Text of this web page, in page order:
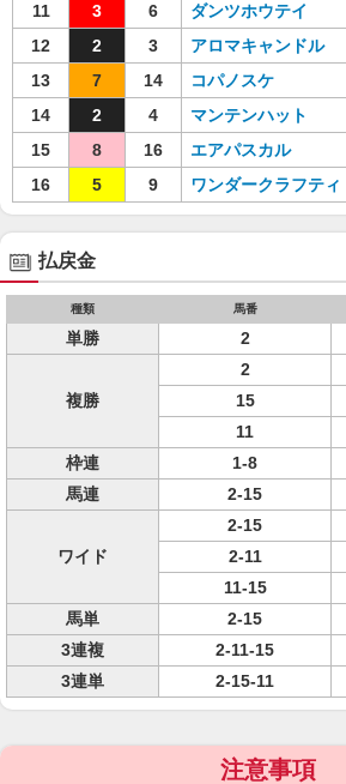
11
3 6 ダンツホウテイ
12
2 3 アロマキャンドル
13
7 14 コパノスケ
14
2 4 マンテンハット
15
8 16 エアパスカル
16
5 9 ワンダークラフティ
払戻金
種類 馬番
単勝 2
複勝
2
15
11
枠連
1-8
馬連
2-15
ワイド
2-15
2-11
11-15
馬単
2-15
3連複
2-11-15
3連単
2-15-11
注意事項